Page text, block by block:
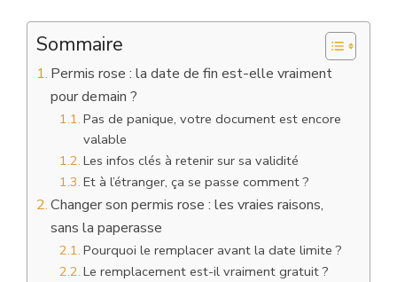
Sommaire
Permis rose : la date de fin est-elle vraiment
pour demain ?
Pas de panique, votre document est encore
valable
Les infos clés à retenir sur sa validité
Et à l’étranger, ça se passe comment ?
Changer son permis rose : les vraies raisons,
sans la paperasse
Pourquoi le remplacer avant la date limite ?
Le remplacement est-il vraiment gratuit ?